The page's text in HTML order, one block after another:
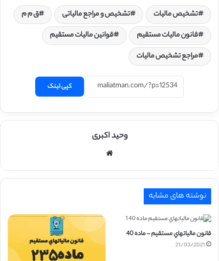
تشخیص مالیات تشخیص و مراجع مالیاتی
ق م م
قانون مالیات مستقیم
قوانین مالیات مستقیم
مراجع تشخیص مالیات
کپی لینک
وحید اکبری
نوشته های مشابه
قانون مالياتهاي مستقيم – ماده 40
21/03/2021